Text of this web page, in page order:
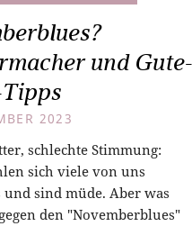
und Gute-
2023
schlechte Stimmung:
sich viele von uns
sind müde. Aber was
den "Novemberblues"